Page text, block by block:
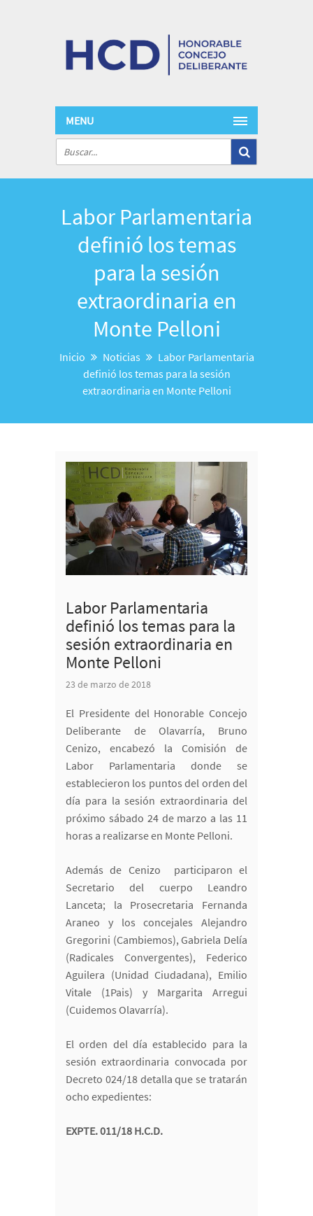
MENU
Labor Parlamentaria
definió los temas
para la sesión
extraordinaria en
Monte Pelloni
Inicio Noticias
Labor Parlamentaria
definió los temas para la sesión
extraordinaria en Monte Pelloni
Labor Parlamentaria
definió los temas para la
sesión extraordinaria en
Monte Pelloni
23 de marzo de 2018
El Presidente del Honorable Concejo
Deliberante de Olavarría, Bruno
Cenizo, encabezó la Comisión de
Labor Parlamentaria donde se
establecieron los puntos del orden del
día para la sesión extraordinaria del
próximo sábado 24 de marzo a las 11
horas a realizarse en Monte Pelloni.
Además de Cenizo participaron el
Secretario del cuerpo Leandro
Lanceta; la Prosecretaria Fernanda
Araneo y los concejales Alejandro
Gregorini (Cambiemos), Gabriela Delía
(Radicales Convergentes), Federico
Aguilera (Unidad Ciudadana), Emilio
Vitale (1Pais) y Margarita Arregui
(Cuidemos Olavarría).
El orden del día establecido para la
sesión extraordinaria convocada por
Decreto 024/18 detalla que se tratarán
ocho expedientes:
EXPTE. 011/18 H.C.D.